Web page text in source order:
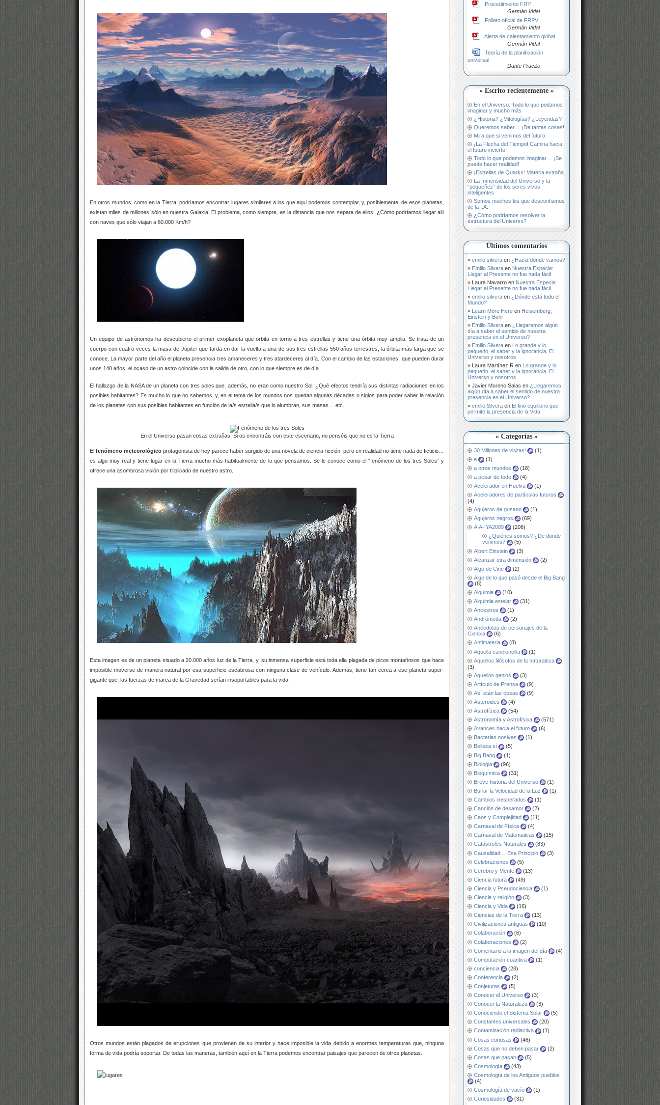
Procedimiento FRP
Germán Vidal
Folleto oficial de FRPV
Germán Vidal
Alerta de calentamiento global
Germán Vidal
Teoría de la planificación
universal
Dante Pracilio
« Escrito recientemente »
En el Universo: Todo lo que podamos
imaginar y mucho más
¿Historia? ¿Mitologías? ¿Leyendas?
Queremos saber… ¡De tantas cosas!
Mira que si venimos del futuro
¡La Flecha del Tiempo! Camina hacia
el futuro incierto
Todo lo que podamos imaginar… ¡Se
puede hacer realidad!
¡Estrellas de Quarks! Materia extraña
La Inmensidad del Universo y la
“pequeñez” de los seres vivos
inteligentes
Somos muchos los que desconfiamos
de la I.A.
¿Cómo podríamos resolver la
estructura del Universo?
Últimos comentarios
emilio silvera en ¿Hacia donde vamos?
Emilio Silvera en Nuestra Especie:
Llegar al Presente no fue nada fácil
Laura Navarro en Nuestra Especie:
Llegar al Presente no fue nada fácil
emilio silvera en ¿Dónde está todo el
Mundo?
Learn More Here en Heisemberg,
Einstein y Bohr
Emilio Silvera en ¿Llegaremos algún
día a saber el sentido de nuestra
presencia en el Universo?
Emilio Silvera en Lo grande y lo
pequeño, el saber y la ignorancia, El
Universo y nosotros
Laura Martínez R en Lo grande y lo
pequeño, el saber y la ignorancia, El
Universo y nosotros
Javier Moreno Salas en ¿Llegaremos
algún día a saber el sentido de nuestra
presencia en el Universo?
emilio Silvera en El fino equilibrio que
permite la presencia de la Vida
« Categorías »
30 Millones de visitas!
(1)
a
(1)
a otros mundos
(18)
a pesar de todo
(4)
Acelerador en Huelva
(1)
Aceleradores de partículas futuros
(4)
Agujeros de gusano
(1)
Agujeros negros
(69)
AIA-IYA2009
(206)
¿Quiénes somos? ¿De donde
venimos?
(5)
Albert Einstein
(3)
Alcanzar otra dimensión
(2)
Algo de Cine
(2)
Algo de lo que pasó desde el Big Bang
(8)
Alquimia
(10)
Alquimia estelar
(31)
Ancestros
(1)
Andrómeda
(2)
Anécdotas de personajes de la
Ciencia
(6)
Antimateria
(8)
Aquella cancioncilla
(1)
Aquellos filósofos de la naturaleza
(3)
Aquellos genios
(3)
Artículo de Prensa
(9)
Así etán las cosas
(9)
Asteroides
(4)
Astrofísica
(54)
Astronomía y Astrofísica
(571)
Avances hacia el futuro
(6)
Bacterias nosivas
(1)
Belleza sí
(5)
Big Bang
(1)
Biologia
(96)
Bioquímica
(31)
Breve historia del Universo
(1)
Burlar la Velocidad de la Luz
(1)
Cambios inesperados
(1)
Canción de desamor
(2)
Caos y Complejidad
(11)
Carnaval de Física
(4)
Carnaval de Matematicas
(15)
Catástrofes Naturales
(83)
Causalidad… Ese Principio
(3)
Celebraciones
(5)
Cerebro y Mente
(13)
Ciencia futura
(49)
Ciencia y Pseudociencia
(1)
Ciencia y religión
(3)
Ciencia y Vida
(16)
Ciencias de la Tierra
(13)
Civilizaciones antiguas
(10)
Colaboración
(6)
Colaboraciones
(2)
Comentario a la imagen del día
(4)
Computación cuantica
(1)
conciencia
(28)
Conferencia
(2)
Conjeturas
(5)
Conocer el Universo
(3)
Conocer la Naturaleza
(3)
Conociendo el Sistema Solar
(5)
Constantes universales
(20)
Contaminación radiactiva
(1)
Cosas curiosas
(46)
Cosas que no deben pasar
(2)
Cosas que pasan
(5)
Cosmología
(43)
Cosmología de los Antiguos pueblos
(4)
Cosmología de vacío
(1)
Curiosidades
(31)
En otros mundos, como en la Tierra, podríamos encontrar lugares similares a los que aquí podemos contemplar, y, posiblemente, de esos planetas,
existan miles de millones sólo en nuestra Galaxia. El problema, como siempre, es la distancia que nos separa de ellos, ¿Cómo podríamos llegar allí
con naves que sólo viajan a 60.000 Km/h?
Un equipo de astrónomos ha descubierto el primer exoplaneta que orbita en torno a tres estrellas y tiene una órbita muy amplia. Se trata de un
cuerpo con cuatro veces la masa de Júpiter que tarda en dar la vuelta a una de sus tres estrellas 550 años terrestres, la órbita más larga que se
conoce. La mayor parte del año el planeta presencia tres amaneceres y tres atardeceres al día. Con el cambio de las estaciones, que pueden durar
unos 140 años, el ocaso de un astro coincide con la salida de otro, con lo que siempre es de día.
El hallazgo de la NASA de un planeta con tres soles que, además, no eran como nuestro Sol. ¿Qué efectos tendría sus distintas radiaciones en los
posibles habitantes? Es mucho lo que no sabemos, y, en el tema de los mundos nos quedan algunas décadas o siglos para poder saber la relación
de los planetas con sus posibles habitantes en función de la/s estrella/s que lo alumbran, sus masas… etc.
En el Universo pasan cosas extrañas. Si os encontráis con este escenario, no penséis que no es la Tierra
El fenómeno meteorológico protagonista de hoy parece haber surgido de una novela de ciencia-ficción, pero en realidad no tiene nada de ficticio…
es algo muy real y tiene lugar en la Tierra mucho más habitualmente de lo que pensamos. Se le conoce como el “fenómeno de los tres Soles” y
ofrece una asombrosa visión por triplicado de nuestro astro.
Esta imagen es de un planeta situado a 20.000 años luz de la Tierra, y, su inmensa superficie está toda ella plagada de picos montañosos que hace
imposible moverse de manera natural por esa superficie escabrosa con ninguna clase de vehículo. Además, tiene tan cerca a ese planeta super-
gigante que, las fuerzas de marea de la Gravedad serían insoportables para la vida.
Otros mundos están plagados de erupciones que provienen de su interior y hace imposible la vida debido a enormes temperaturas que, ninguna
forma de vida podría soportar. De todas las maneras, también aquí en la Tierra podemos encontrar paisajes que parecen de otros planetas.